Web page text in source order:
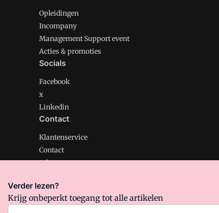
Opleidingen
Incompany
Management Support event
Acties & promoties
Socials
Facebook
x
Linkedin
Contact
Klantenservice
Contact
Adverteren
Management Support is onderdeel van VMN media.
Verder lezen?
Krijg onbeperkt toegang tot alle artikelen